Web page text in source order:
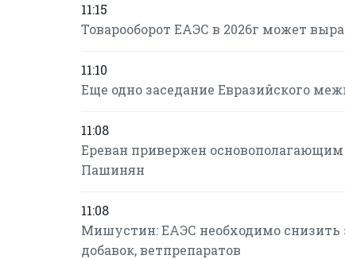
11:15
Товарооборот ЕАЭС в 2026г может
11:10
Еще одно заседание Евразийского
11:08
Ереван привержен
Пашинян
11:08
Мишустин: ЕАЭС необходимо
добавок, ветпрепаратов